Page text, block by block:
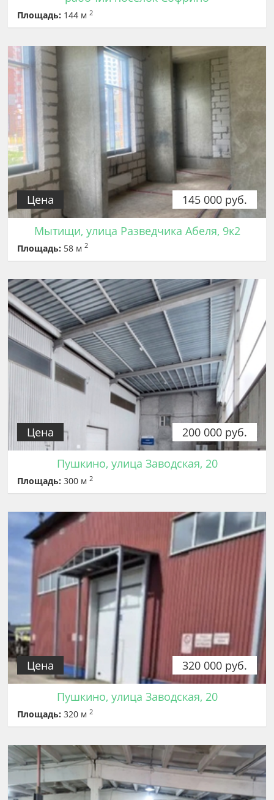
Площадь: 144 м2
145 000 руб.
Цена
Мытищи, улица Разведчика Абеля, 9к2
Площадь: 58 м2
200 000 руб.
Цена
Пушкино, улица Заводская, 20
Площадь: 300 м2
320 000 руб.
Цена
Пушкино, улица Заводская, 20
Площадь: 320 м2